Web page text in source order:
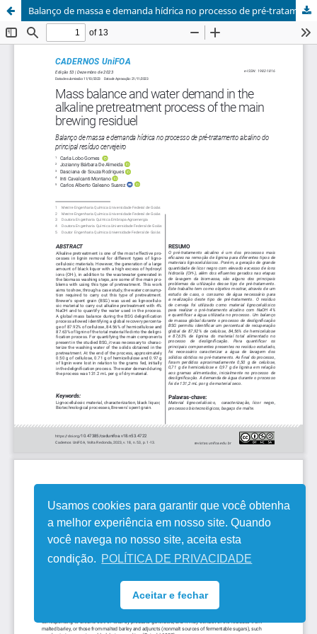
Usamos cookies para garantir que você obtenha
a melhor experiência em nosso site. Quando
você navega no nosso site, aceita esta
condição. POLÍTICA DE PRIVACIDADE
Aceitar e fechar
Balanço de massa e demanda hídrica no processo de pré-tratamento alcalino do principal resíduo cervejeiro